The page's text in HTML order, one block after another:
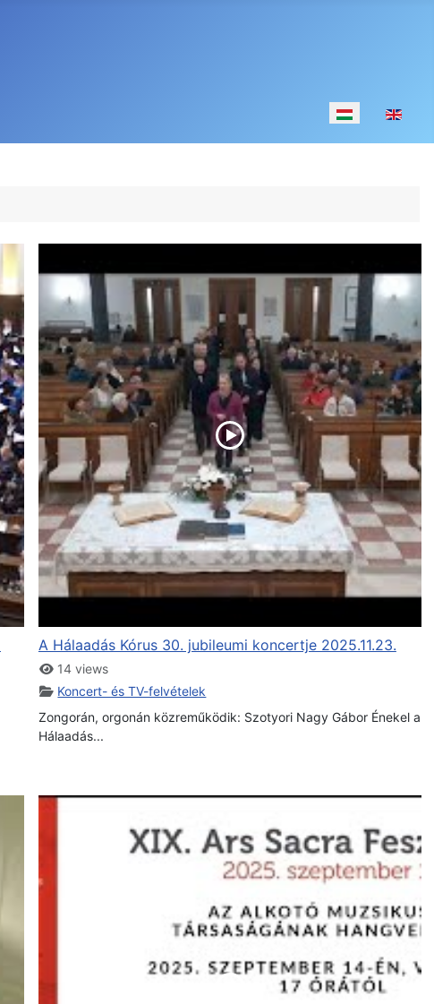
Válasszon
A Hálaadás Kórus 30. jubileumi koncertje 2025.11.23.
14 views
Koncert- és TV-felvételek
Zongorán, orgonán közreműködik: Szotyori Nagy Gábor Énekel a
Hálaadás...